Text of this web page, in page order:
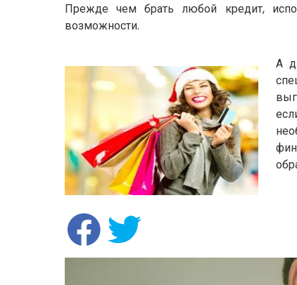
Прежде чем брать любой кредит,
возможности.
А